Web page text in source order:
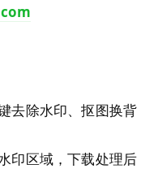
去除水印、抠图换背
印区域，下载处理后